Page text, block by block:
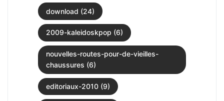
download (24)
2009-kaleidoskpop (6)
nouvelles-routes-pour-de-vieilles-
chaussures (6)
editoriaux-2010 (9)